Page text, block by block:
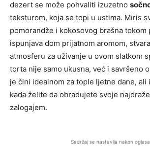
dezert se može pohvaliti izuzetno
teksturom, koja se topi u ustima. Miris
pomorandže i kokosovog brašna tokom
ispunjava dom prijatnom aromom,
atmosferu za uživanje u ovom slatkom
torta nije samo ukusna, već i savršeno
je čini idealnom za tople ljetne dane, ali
kada želite da obradujete svoje
zalogajem.
Sadržaj se nastavlja nakon oglasa